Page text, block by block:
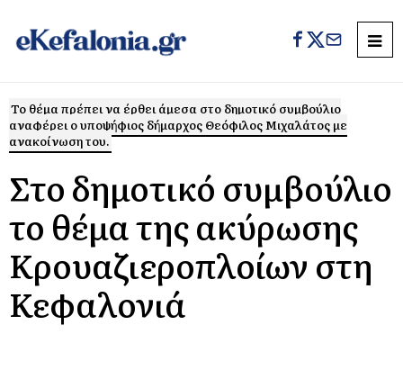
Το θέμα πρέπει να έρθει άμεσα στο δημοτικό συμβούλιο
αναφέρει ο υποψήφιος δήμαρχος Θεόφιλος Μιχαλάτος με
ανακοίνωση του.
Στο δημοτικό συμβούλιο
το θέμα της ακύρωσης
Κρουαζιεροπλοίων στη
Κεφαλονιά